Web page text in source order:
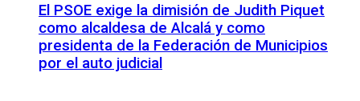
El PSOE exige la dimisión de Judith Piquet
como alcaldesa de Alcalá y como
presidenta de la Federación de Municipios
por el auto judicial